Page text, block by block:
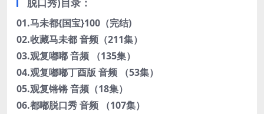
01.马未都{国宝}100（完结)
02.收藏马未都 音频（211集）
03.观复嘟嘟 音频 （135集）
04.观复嘟嘟丁酉版 音频 （53集）
05.观复锵锵 音频（18集）
06.都嘟脱口秀 音频 （107集）